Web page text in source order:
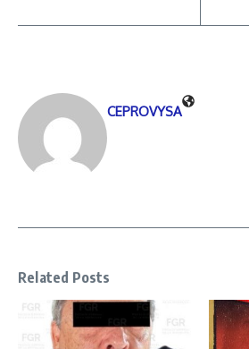
CEPROVYSA
Related Posts